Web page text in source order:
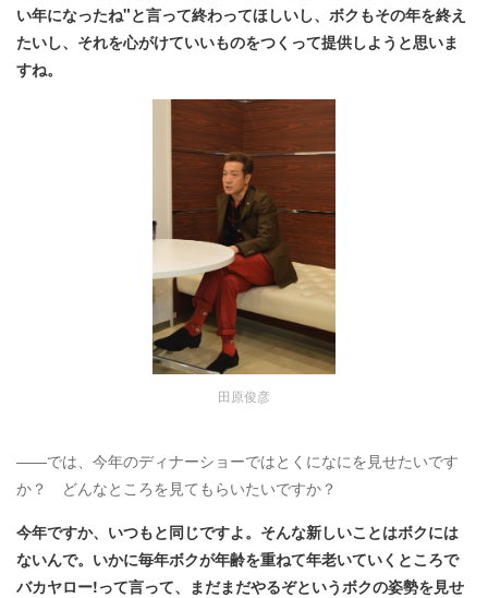
い年になったね"と言って終わってほしいし、ボクもその年を終え
たいし、それを心がけていいものをつくって提供しようと思いま
すね。
田原俊彦
――では、今年のディナーショーではとくになにを見せたいです
か？ どんなところを見てもらいたいですか？
今年ですか、いつもと同じですよ。そんな新しいことはボクには
ないんで。いかに毎年ボクが年齢を重ねて年老いていくところで
バカヤロー!って言って、まだまだやるぞというボクの姿勢を見せ